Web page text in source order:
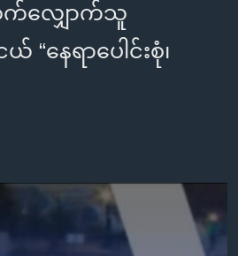
န်
က်များ
လျှောက်သူ
နေရာပေါင်းစုံ၊